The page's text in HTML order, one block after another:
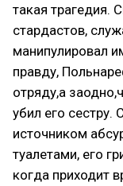
такая трагедия.
стардастов,
манипулировал
правду,
отряду,а
убил его сестру.
источником
туалетами, его
когда приходит